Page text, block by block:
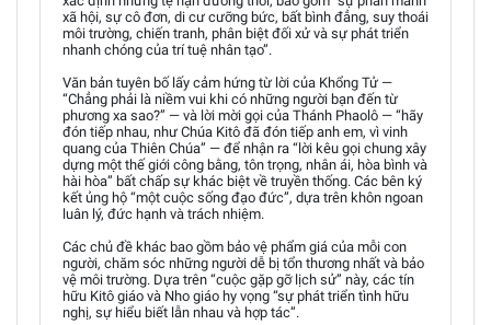
xã hội, sự cô đơn, di cư cưỡng bức, bất bình đẳng, suy thoái
môi trường, chiến tranh, phân biệt đối xử và sự phát triển
nhanh chóng của trí tuệ nhân tạo”.
Văn bản tuyên bố lấy cảm hứng từ lời của Khổng Tử —
“Chẳng phải là niềm vui khi có những người bạn đến từ
phương xa sao?” — và lời mời gọi của Thánh Phaolô — “hãy
đón tiếp nhau, như Chúa Kitô đã đón tiếp anh em, vì vinh
quang của Thiên Chúa” — để nhận ra “lời kêu gọi chung xây
dựng một thế giới công bằng, tôn trọng, nhân ái, hòa bình và
hài hòa” bất chấp sự khác biệt về truyền thống. Các bên ký
kết ủng hộ “một cuộc sống đạo đức”, dựa trên khôn ngoan
luân lý, đức hạnh và trách nhiệm.
Các chủ đề khác bao gồm bảo vệ phẩm giá của mỗi con
người, chăm sóc những người dễ bị tổn thương nhất và bảo
vệ môi trường. Dựa trên “cuộc gặp gỡ lịch sử” này, các tín
hữu Kitô giáo và Nho giáo hy vọng “sự phát triển tình hữu
nghị, sự hiểu biết lẫn nhau và hợp tác”.